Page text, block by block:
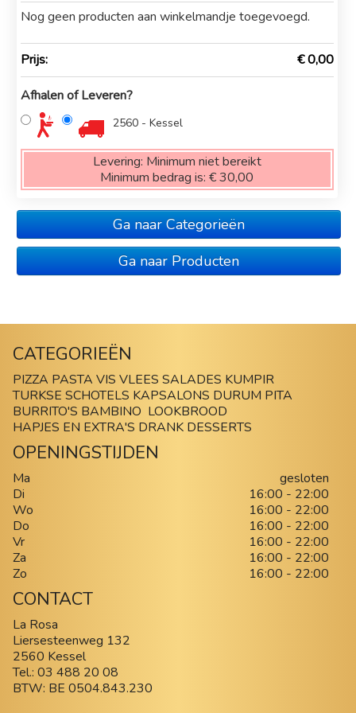
Nog geen producten aan winkelmandje toegevoegd.
Prijs: € 0,00
Afhalen of Leveren?
2560 - Kessel
Levering: Minimum niet bereikt
Minimum bedrag is:€ 30,00
Ga naar Categorieën
Ga naar Producten
CATEGORIEËN
PIZZA PASTA VIS VLEES SALADES KUMPIR
TURKSE SCHOTELS KAPSALONS DURUM PITA
BURRITO'S BAMBINO LOOKBROOD
HAPJES EN EXTRA'S DRANK DESSERTS
OPENINGSTIJDEN
Ma
gesloten
Di
16:00 - 22:00
Wo
16:00 - 22:00
Do
16:00 - 22:00
Vr
16:00 - 22:00
Za
16:00 - 22:00
Zo
16:00 - 22:00
CONTACT
La Rosa
Liersesteenweg 132
2560 Kessel
Tel.: 03 488 20 08
BTW: BE 0504.843.230